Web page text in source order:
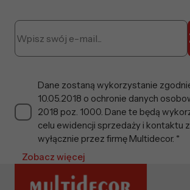
Dane zostaną wykorzystanie
10.05.2018 o ochronie danych
2018 poz. 1000. Dane te będą
celu ewidencji sprzedaży i kontaktu
wyłącznie przez firmę Multidecor. *
Zobacz więcej